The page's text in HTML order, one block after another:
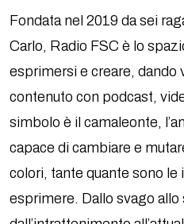
Fondata nel 2019 da sei
Carlo, Radio FSC è lo
esprimersi e creare, dando
contenuto con podcast,
simbolo è il camaleonte,
capace di cambiare e
colori, tante quante sono le
esprimere. Dallo svago allo